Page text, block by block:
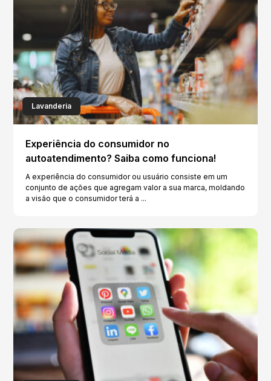
Lavanderia
Experiência do consumidor no
autoatendimento? Saiba como funciona!
A experiência do consumidor ou usuário consiste em um
conjunto de ações que agregam valor a sua marca, moldando
a visão que o consumidor terá a ...